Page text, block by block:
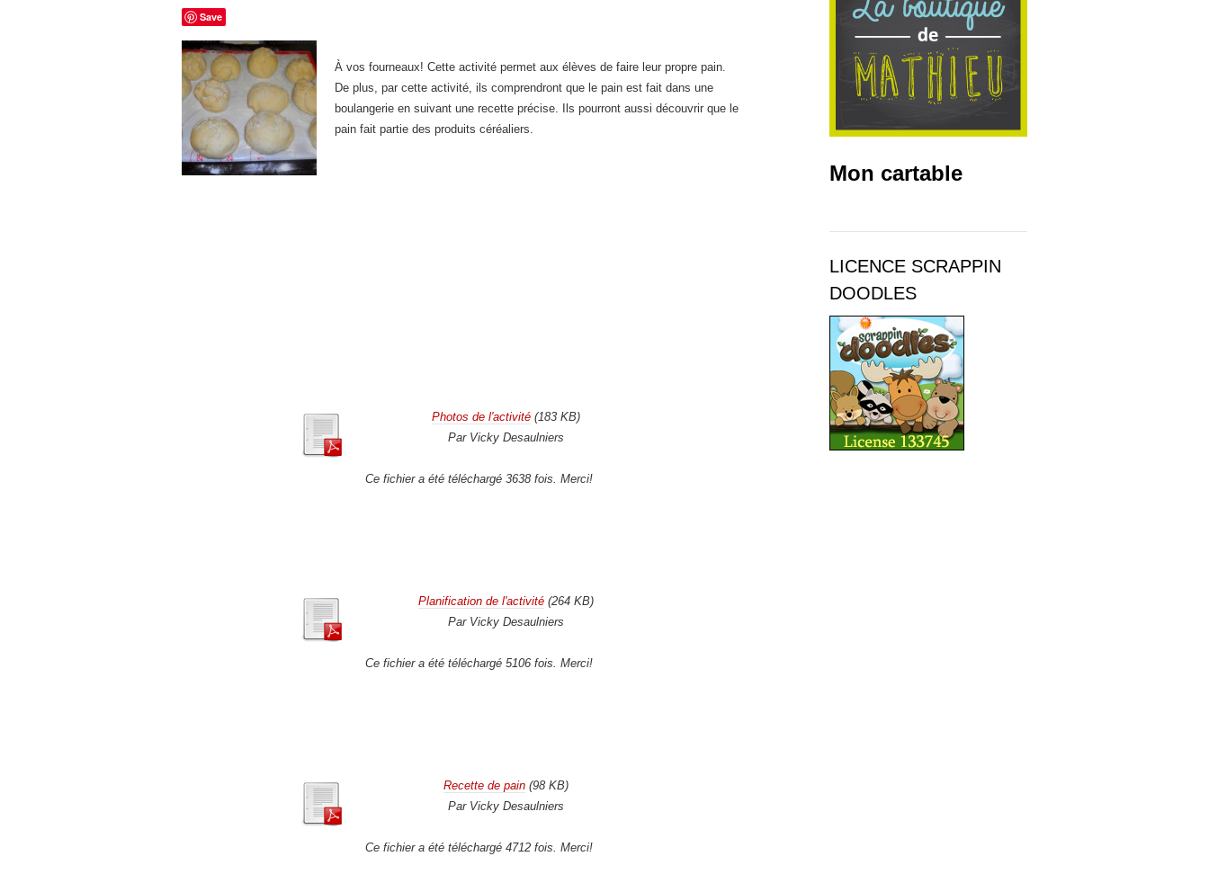
Save
À vos fourneaux! Cette activité permet aux élèves de faire leur propre pain.
De plus, par cette activité, ils comprendront que le pain est fait dans une
boulangerie en suivant une recette précise. Ils pourront aussi découvrir que le
pain fait partie des produits céréaliers.
Photos de l'activité(183 KB)
Par Vicky Desaulniers
Ce fichier a été téléchargé 3638 fois. Merci!
Planification de l'activité(264 KB)
Par Vicky Desaulniers
Ce fichier a été téléchargé 5106 fois. Merci!
Recette de pain(98 KB)
Par Vicky Desaulniers
Ce fichier a été téléchargé 4712 fois. Merci!
Mon cartable
LICENCE SCRAPPIN
DOODLES